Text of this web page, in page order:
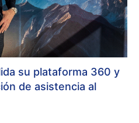
su plataforma 360 y
de asistencia al